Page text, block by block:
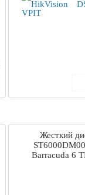
Жесткий
Barracuda 6